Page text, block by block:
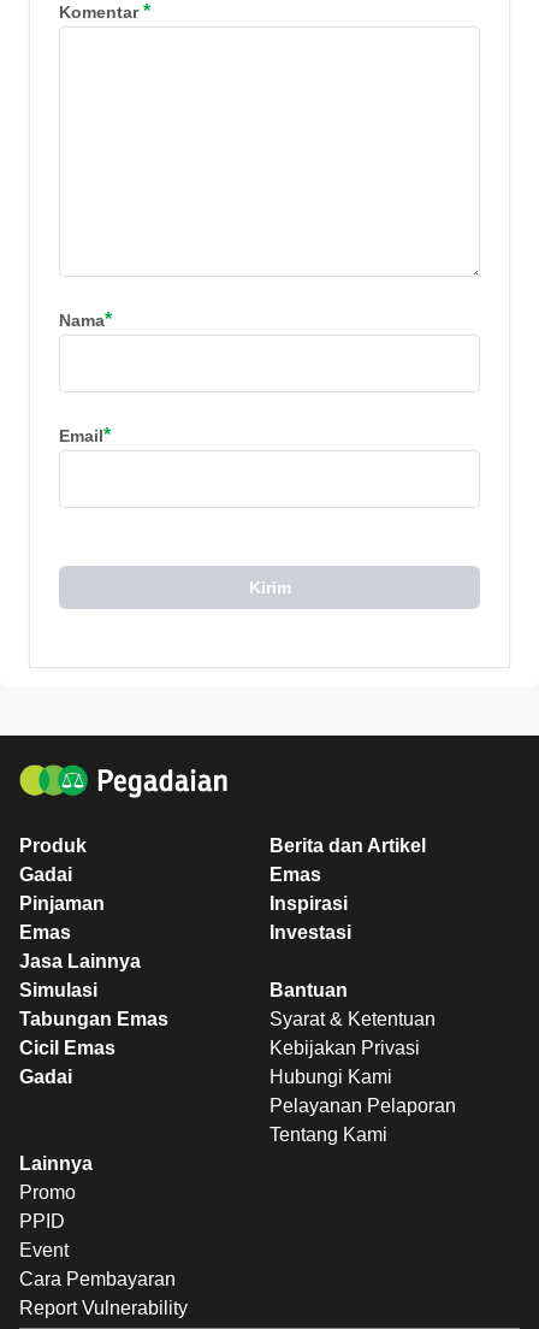
Komentar*
Nama*
Email*
Kirim
Produk
Gadai
Pinjaman
Emas
Jasa Lainnya
Berita dan Artikel
Emas
Inspirasi
Investasi
Simulasi
Tabungan Emas
Cicil Emas
Gadai
Bantuan
Syarat & Ketentuan
Kebijakan Privasi
Hubungi Kami
Pelayanan Pelaporan
Tentang Kami
Lainnya
Promo
PPID
Event
Cara Pembayaran
Report Vulnerability